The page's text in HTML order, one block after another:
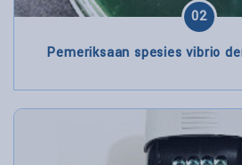
02
Pemeriksaan spesies vibrio